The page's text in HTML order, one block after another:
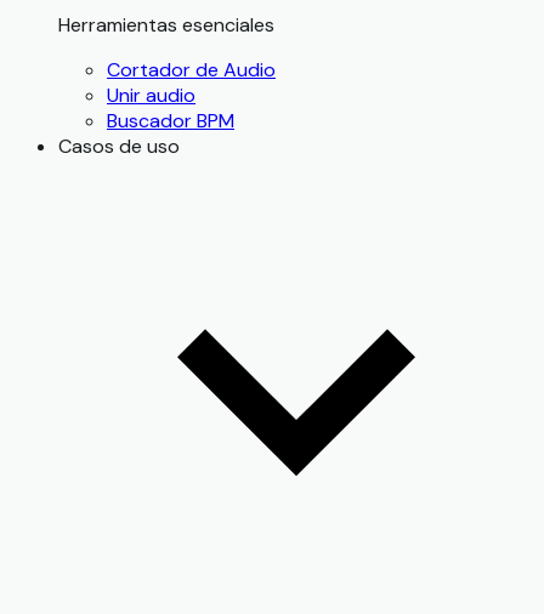
Herramientas esenciales
Cortador de Audio
Unir audio
Buscador BPM
Casos de uso